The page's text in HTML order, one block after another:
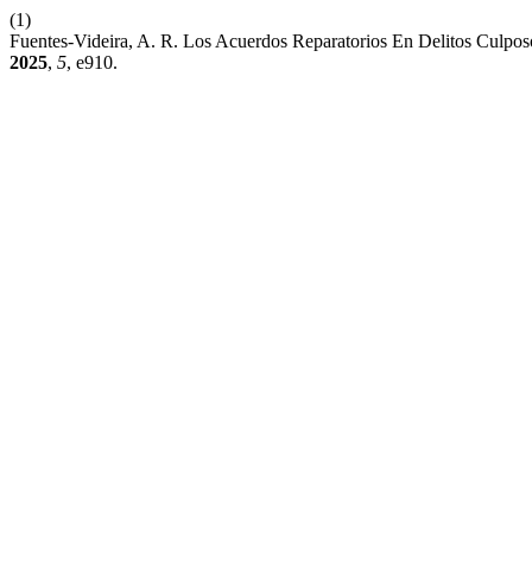
(1)
Fuentes-Videira, A. R. Los Acuerdos Reparatorios En Delitos
2025, 5, e910.